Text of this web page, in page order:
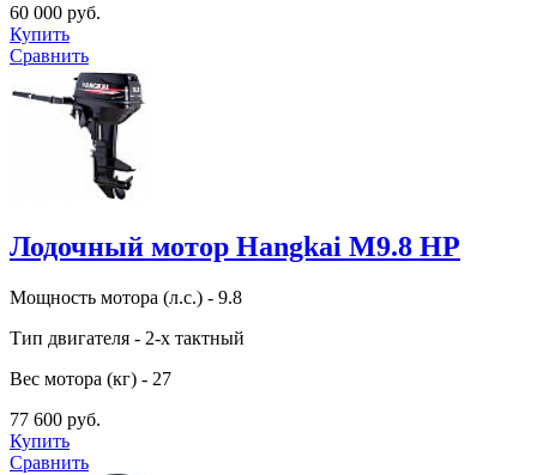
60 000 руб.
Купить
Сравнить
Лодочный мотор Hangkai M9.8 HP
Мощность мотора (л.с.) - 9.8
Тип двигателя - 2-х тактный
Вес мотора (кг) - 27
77 600 руб.
Купить
Сравнить